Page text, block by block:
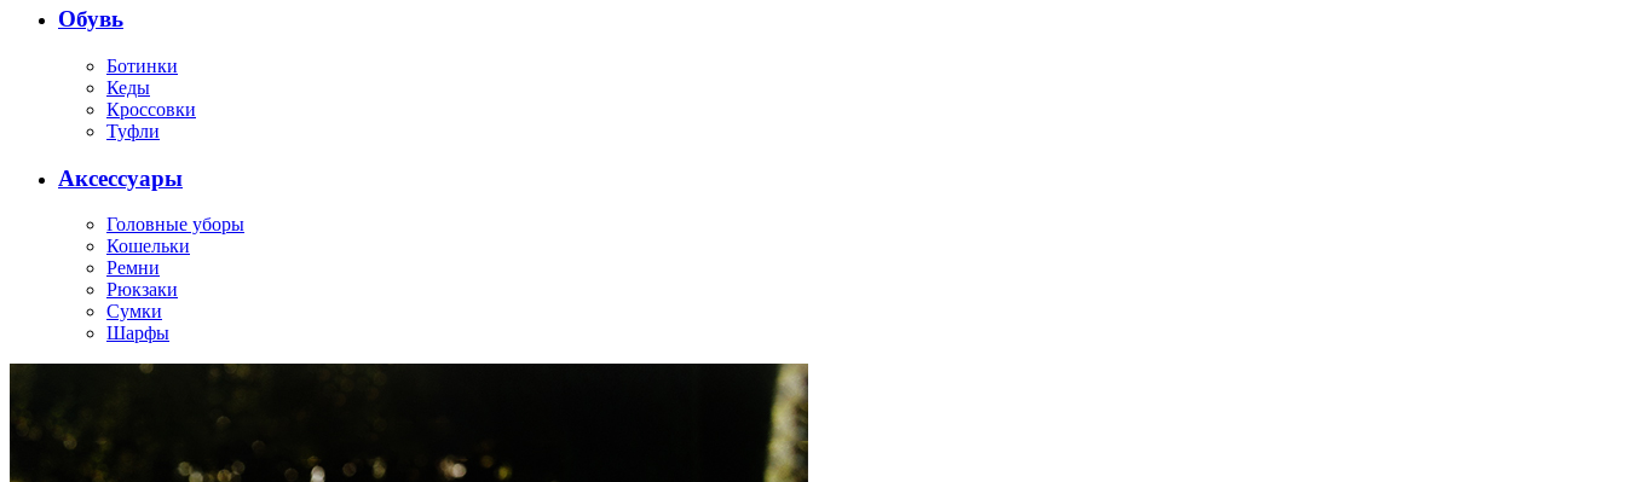
Обувь
Ботинки
Кеды
Кроссовки
Туфли
Аксессуары
Головные уборы
Кошельки
Ремни
Рюкзаки
Сумки
Шарфы